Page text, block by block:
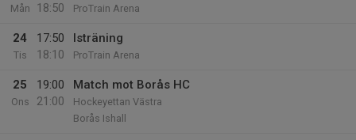
Mån
18:50
ProTrain Arena
24
Tis
17:50
18:10
Isträning
ProTrain Arena
25
Ons
19:00
21:00
Match mot Borås HC
Hockeyettan Västra
Borås Ishall